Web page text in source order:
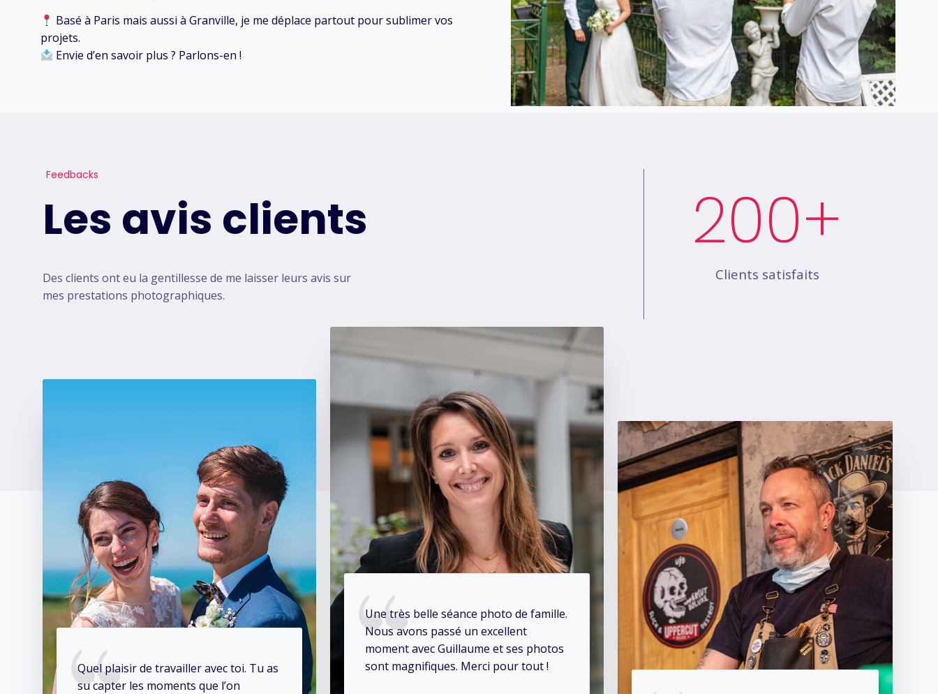
Basé à Paris mais aussi à Granville, je me déplace partout pour sublimer vos
projets.
Envie d’en savoir plus ? Parlons-en !
Feedbacks
Les avis clients
Des clients ont eu la gentillesse de me laisser leurs avis sur
mes prestations photographiques.
200+
Clients satisfaits
Quel plaisir de travailler avec toi. Tu as
su capter les moments que l’on
Une très belle séance photo de famille.
Nous avons passé un excellent
moment avec Guillaume et ses photos
sont magnifiques. Merci pour tout !